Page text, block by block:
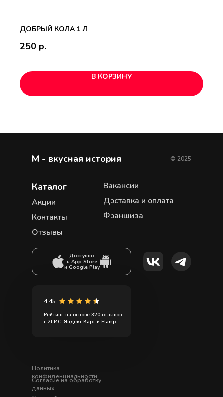
ДОБРЫЙ КОЛА 1 Л
250 р.
В КОРЗИНУ
© 2025
М - вкусная история
Политика
конфиденциальности
Согласие на обработку
данных
Каталог
Акции
Контакты
Вакансии
Доставка и оплата
Франшиза
Отзывы
Рейтинг на основе 320 отзывов
с 2ГИС, Яндекс.Карт и Flamp
4.45
Доступно
в App Store
и Google Play